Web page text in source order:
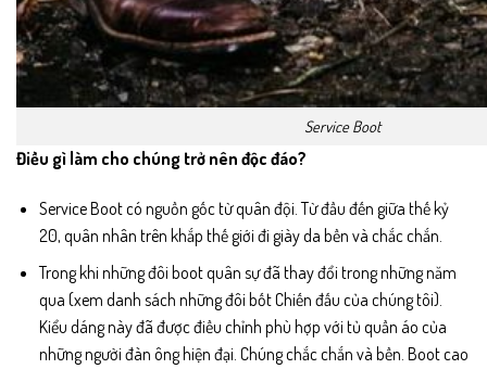
Service Boot
Điều gì làm cho chúng trở nên độc đáo?
Service Boot có nguồn gốc từ quân đội. Từ đầu đến giữa thế kỷ
20, quân nhân trên khắp thế giới đi giày da bền và chắc chắn.
Trong khi những đôi boot quân sự đã thay đổi trong những năm
qua (xem danh sách những đôi bốt Chiến đấu của chúng tôi).
Kiểu dáng này đã được điều chỉnh phù hợp với tủ quần áo của
những người đàn ông hiện đại. Chúng chắc chắn và bền. Boot cao